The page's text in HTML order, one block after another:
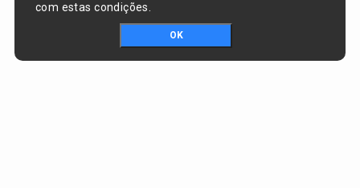
com estas condições.
OK